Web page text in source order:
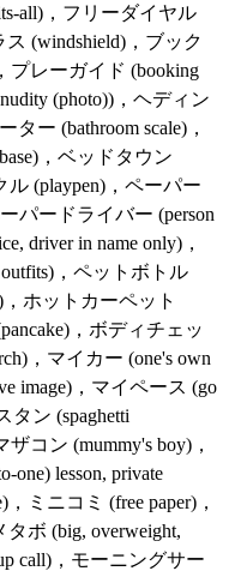
all)，フリーダイヤル
(windshield)，ブック
プレーガイド (booking
(photo))，ヘディン
ー (bathroom scale)，
，ベッドタウン
ル (playpen)，ペーパー
パードライバー (person
driver in name only)，
outfits)，ペットボトル
，ホットカーペット
，ボディチェッ
，マイカー (one's own
image)，マイペース (go
タン (spaghetti
コン (mummy's boy)，
one) lesson, private
ミニコミ (free paper)，
ボ (big, overweight,
call)，モーニングサー